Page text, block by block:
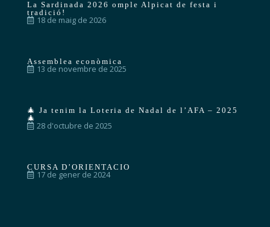
La Sardinada 2026 omple Alpicat de festa i
tradició!
18 de maig de 2026
Assemblea econòmica
13 de novembre de 2025
🎄 Ja tenim la Loteria de Nadal de l’AFA – 2025
🎄
28 d'octubre de 2025
CURSA D’ORIENTACIO
17 de gener de 2024